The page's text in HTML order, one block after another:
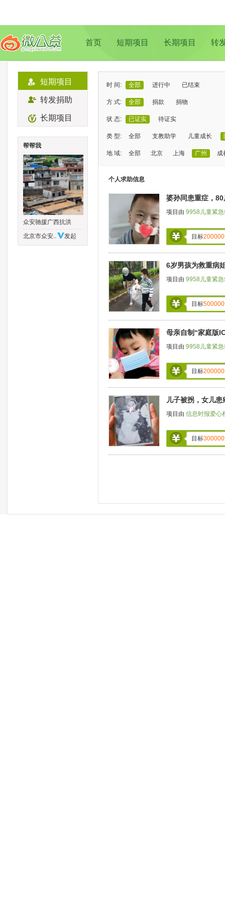
首页 短期项目 长期项目 转
短期项目
转发捐助
长期项目
帮帮我
众安驰援广西抗洪
北京市众安..
发起
时 间: 全部 进行中 已结束
方 式: 全部 捐款 捐物
状 态: 已证实 待证实
类 型: 全部 支教助学 儿童成长
地 域: 全部 北京 上海 广州 成
个人求助信息
婆孙同患重症，
项目由 9958儿童紧
目标200000
6岁男孩为救重病
项目由 9958儿童紧
目标500000
母亲自制“家庭版
项目由 9958儿童紧
目标200000
儿子被拐，女儿
项目由 信息时报爱心
目标300000